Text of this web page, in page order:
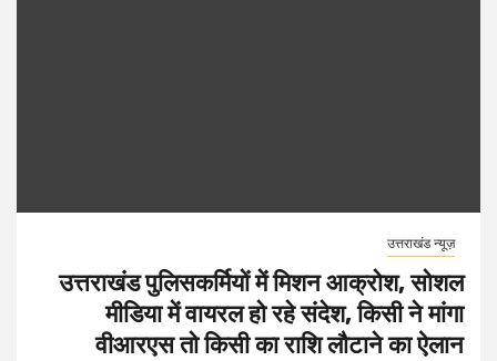
उत्तराखंड न्यूज़
उत्तराखंड पुलिसकर्मियों में मिशन आक्रोश, सोशल
मीडिया में वायरल हो रहे संदेश, किसी ने मांगा
वीआरएस तो किसी का राशि लौटाने का ऐलान